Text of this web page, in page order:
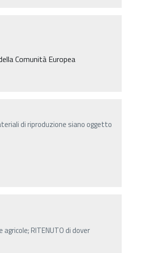
Comunità Europea
di riproduzione siano oggetto
RITENUTO di dover